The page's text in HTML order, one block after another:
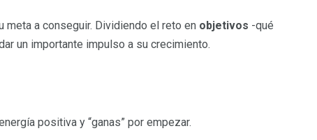
meta a conseguir. Dividiendo el reto en objetivos -qué
un importante impulso a su crecimiento.
positiva y “ganas” por empezar.